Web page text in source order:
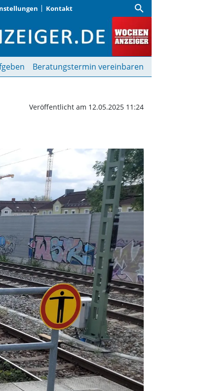
Kontakt search
Zug - und verliert
Beratungstermin vereinbaren
Veröffentlicht am 12.05.2025 11:24